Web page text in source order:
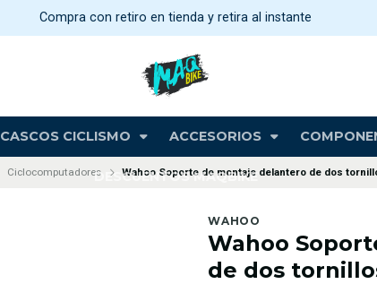
CASCOS CICLISMO ACCESORIOS
DESCUENTOS MAQBIKE
Compra con retiro en tienda y retira al instante
Ciclocomputadores Wahoo Soporte de montaje delantero de dos
WAHOO
Wahoo
de dos